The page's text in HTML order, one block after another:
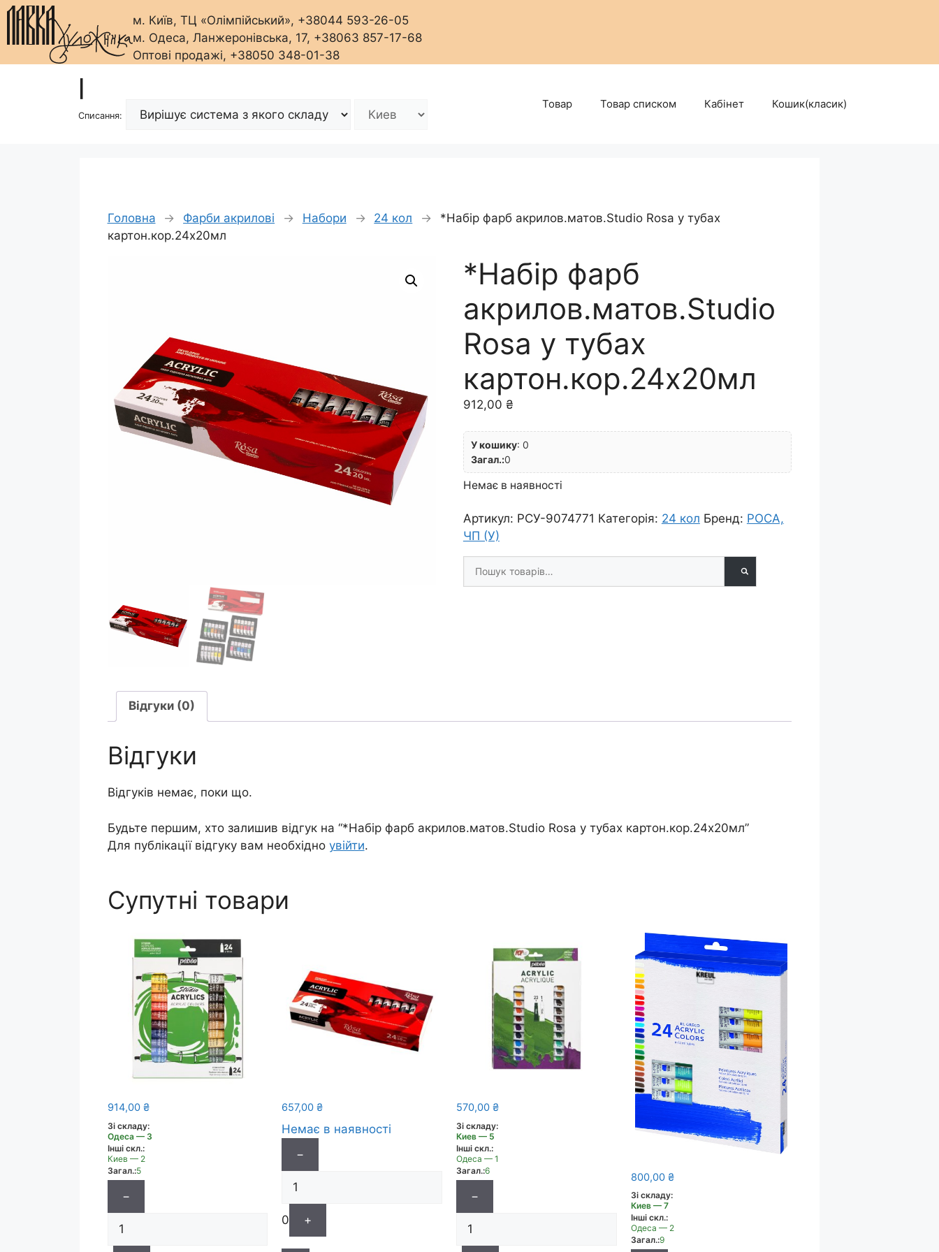
м. Київ, ТЦ «Олімпійський», +38044 593-26-05
м. Одеса, Ланжеронівська, 17, +38063 857-17-68
Оптові продажі, +38050 348-01-38
Списання:
Товар Товар списком Кабінет Кошик(класик)
Головна → Фарби акрилові → Набори → 24 кол →
*Набір фарб акрилов.матов.Studio Rosa у тубах
картон.кор.24х20мл
*Набір фарб
акрилов.матов.Studio
Rosa у тубах
картон.кор.24х20мл
912,00 ₴
У кошику: 0
Загал.:0
Немає в наявності
Артикул: РСУ-9074771 Категорія: 24 кол Бренд: РОСА,
ЧП (У)
Шукати
товари
Відгуки (0)
Відгуки
Відгуків немає, поки що.
Будьте першим, хто залишив відгук на “*Набір фарб акрилов.матов.Studio Rosa у тубах картон.кор.24х20мл”
Для публікації відгуку вам необхідно увійти.
Супутні товари
914,00 ₴
Зі складу:
Одеса — 3
Інші скл.:
Киев — 2
Загал.:5
−
657,00₴
Немає в наявності
−
0 +
570,00₴
Зі складу:
Киев — 5
Інші скл.:
Одеса — 1
Загал.:6
−
800,00₴
Зі складу:
Киев — 7
Інші скл.:
Одеса — 2
Загал.:9